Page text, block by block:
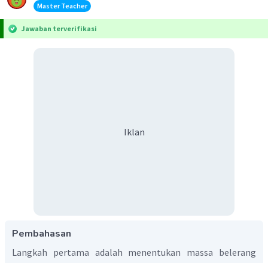
Master Teacher
Jawaban terverifikasi
Iklan
Pembahasan
Langkah pertama adalah menentukan massa belerang